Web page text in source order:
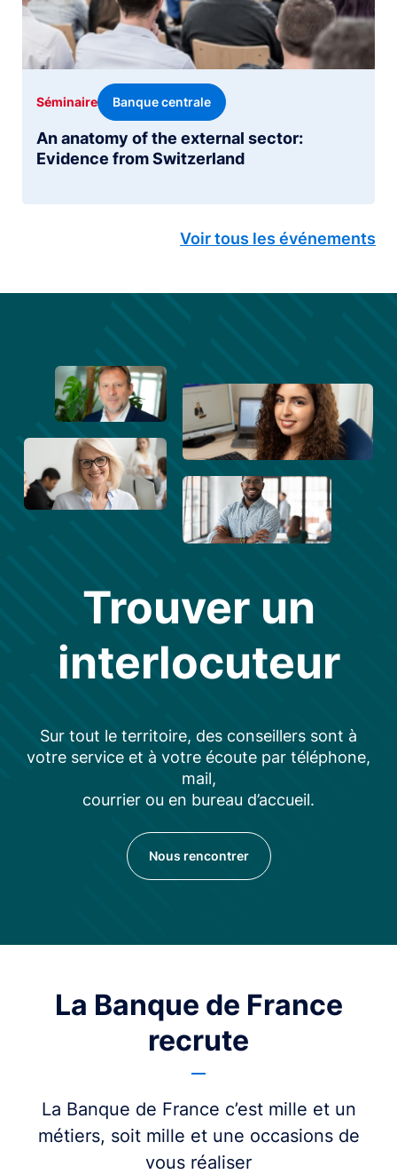
An anatomy of the external sector:
Evidence from Switzerland
Séminaire Banque centrale
Voir tous les événements
Trouver un
interlocuteur
Sur tout le territoire, des conseillers sont à
votre service et à votre écoute par téléphone,
mail,
courrier ou en bureau d’accueil.
Nous rencontrer
La Banque de France
recrute
La Banque de France c’est mille et un
métiers, soit mille et une occasions de
vous réaliser